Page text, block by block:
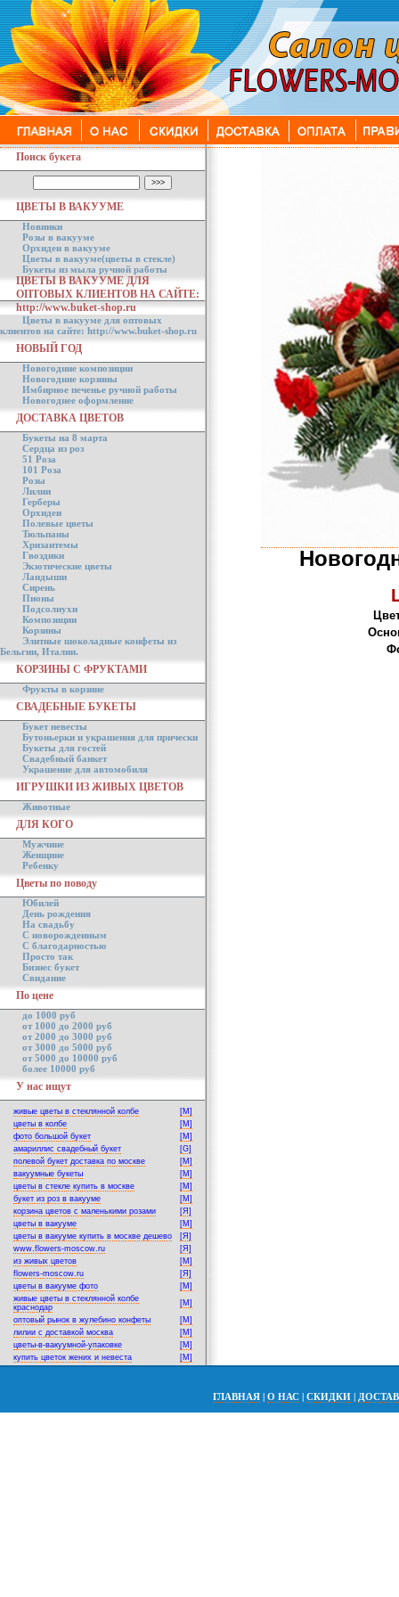
Поиск букета
ЦВЕТЫ В ВАКУУМЕ
Новинки
Розы в вакууме
Орхидеи в вакууме
Цветы в вакууме(цветы в стекле)
Букеты из мыла ручной работы
ЦВЕТЫ В ВАКУУМЕ ДЛЯ
ОПТОВЫХ КЛИЕНТОВ НА САЙТЕ:
http://www.buket-shop.ru
Цветы в вакууме для оптовых
клиентов на сайте: http://www.buket-shop.ru
НОВЫЙ ГОД
Новогодние композиции
Новогодние корзины
Имбирное печенье ручной работы
Новогоднее оформление
ДОСТАВКА ЦВЕТОВ
Букеты на 8 марта
Сердца из роз
51 Роза
101 Роза
Розы
Лилии
Герберы
Орхидеи
Полевые цветы
Тюльпаны
Хризантемы
Гвоздики
Экзотические цветы
Ландыши
Сирень
Пионы
Подсолнухи
Композиции
Корзины
Элитные шоколадные конфеты из
Бельгии, Италии.
КОРЗИНЫ С ФРУКТАМИ
Фрукты в корзине
СВАДЕБНЫЕ БУКЕТЫ
Букет невесты
Бутоньерки и украшения для прически
Букеты для гостей
Свадебный банкет
Украшение для автомобиля
ИГРУШКИ ИЗ ЖИВЫХ ЦВЕТОВ
Животные
ДЛЯ КОГО
Мужчине
Женщине
Ребенку
Цветы по поводу
Юбилей
День рождения
На свадьбу
С новорожденным
С благодарностью
Просто так
Бизнес букет
Свидание
По цене
до 1000 руб
от 1000 до 2000 руб
от 2000 до 3000 руб
от 3000 до 5000 руб
от 5000 до 10000 руб
более 10000 руб
У нас ищут
живые цветы в стеклянной колбе
[M]
цветы в колбе
[M]
фото большой букет
[M]
амариллис свадебный букет
[G]
полевой букет доставка по москве
[M]
вакуумные букеты
[M]
цветы в стекле купить в москве
[M]
букет из роз в вакууме
[M]
корзина цветов с маленькими розами
[Я]
цветы в вакууме
[M]
цветы в вакууме купить в москве дешево
[Я]
www.flowers-moscow.ru
[Я]
из живых цветов
[M]
flowers-moscow.ru
[Я]
цветы в вакууме фото
[M]
живые цветы в стеклянной колбе
краснодар
[M]
оптовый рынок в жулебино конфеты
[M]
лилии с доставкой москва
[M]
цветы-в-вакуумной-упаковке
[M]
купить цветок жених и невеста
[M]
ГЛАВНАЯ | О НАС | СКИДКИ |